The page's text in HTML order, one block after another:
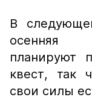
В
осенняя
планируют
квест, так
свои силы